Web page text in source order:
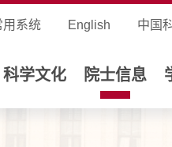
用系统 English 中国
科学文化 院士信息